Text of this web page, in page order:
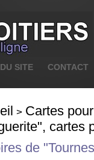
SITE CONTACT
> Cartes
cartes
de